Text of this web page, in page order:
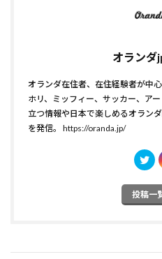
オランダ
オランダ在住者、在住経験者が中
ホリ、ミッフィー、サッカー、ア
立つ情報や日本で楽しめるオラン
を発信。 https://oranda.jp/
投稿一